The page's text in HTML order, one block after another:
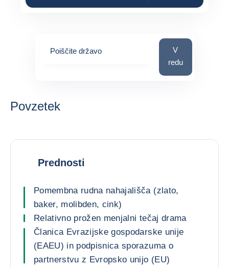
Poiščite državo Poiščite državo
V
redu
Povzetek
Prednosti
Pomembna rudna nahajališča (zlato,
baker, molibden, cink)
Relativno prožen menjalni tečaj drama
Članica Evrazijske gospodarske unije
(EAEU) in podpisnica sporazuma o
partnerstvu z Evropsko unijo (EU)